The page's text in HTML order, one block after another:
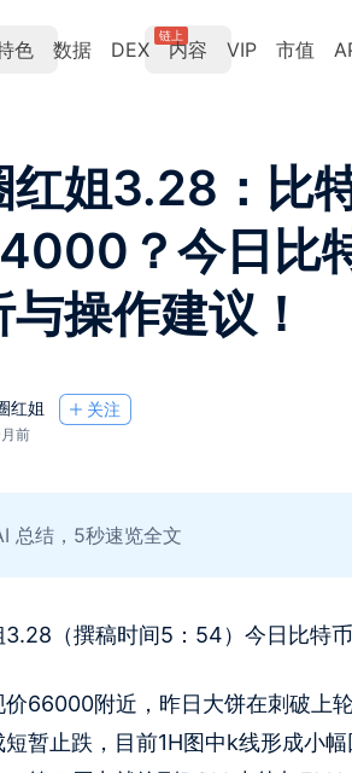
色 数据 DEX
链上
内容 VIP 市值
红姐3.28：比
？今日比
操作建议！
红姐 关注
前
总结，5秒速览全文
（撰稿时间5：54）今日比特
价66000附近，昨日大饼在刺破上
短暂止跌，目前1H图中k线形成小